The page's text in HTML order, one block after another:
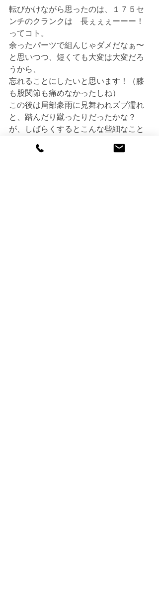
転びかけながら思ったのは、１７５セ
ンチのクランクは　長ぇぇぇーーー！
ってコト。
余ったパーツで組んじゃダメだなぁ〜
と思いつつ、短くても大変は大変だろ
うから、
忘れることにしたいと思います！（膝
も股関節も痛めなかったしね）
この後は局部豪雨に見舞われズブ濡れ
と、踏んだり蹴ったりだったかな？
が、しばらくするとこんな些細なこと